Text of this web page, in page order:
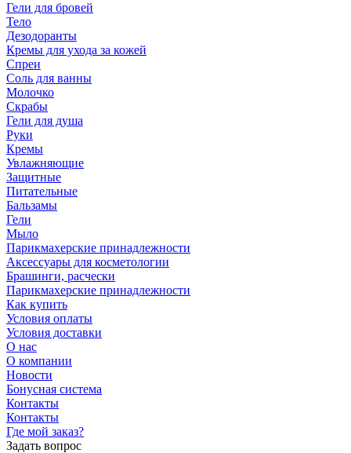
Гели для бровей
Тело
Дезодоранты
Кремы для ухода за кожей
Спреи
Соль для ванны
Молочко
Скрабы
Гели для душа
Руки
Кремы
Увлажняющие
Защитные
Питательные
Бальзамы
Гели
Мыло
Парикмахерские принадлежности
Аксессуары для косметологии
Брашинги, расчески
Парикмахерские принадлежности
Как купить
Условия оплаты
Условия доставки
О нас
О компании
Новости
Бонусная система
Контакты
Контакты
Где мой заказ?
Задать вопрос